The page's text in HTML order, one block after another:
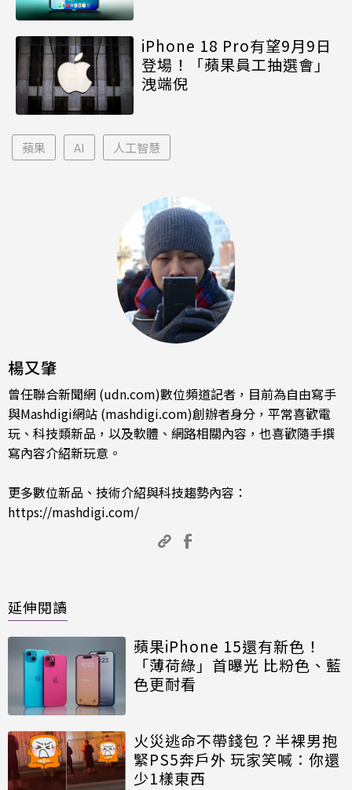
iPhone 18 Pro有望9月9日
登場！「蘋果員工抽選會」
洩端倪
蘋果 AI 人工智慧
楊又肇
曾任聯合新聞網 (udn.com)數位頻道記者，目前為自由寫手
與Mashdigi網站 (mashdigi.com)創辦者身分，平常喜歡電
玩、科技類新品，以及軟體、網路相關內容，也喜歡隨手撰
寫內容介紹新玩意。
更多數位新品、技術介紹與科技趨勢內容：
https://mashdigi.com/
延伸閱讀
蘋果iPhone 15還有新色！
「薄荷綠」首曝光 比粉色、藍
色更耐看
火災逃命不帶錢包？半裸男抱
緊PS5奔戶外 玩家笑喊：你還
少1樣東西